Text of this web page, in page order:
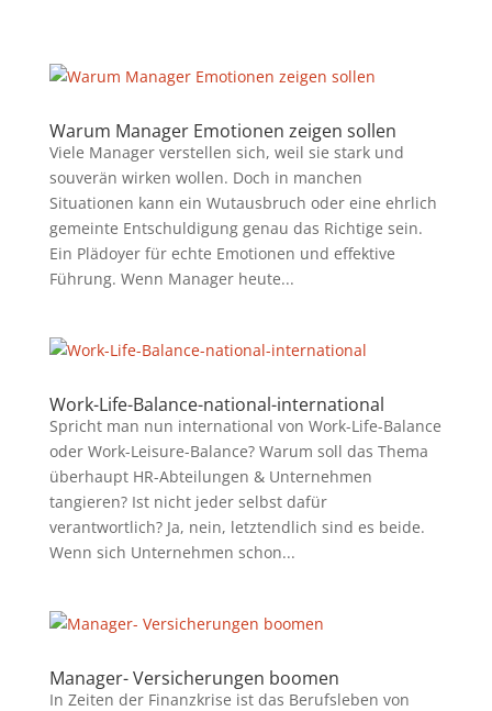
Warum Manager Emotionen zeigen sollen
Viele Manager verstellen sich, weil sie stark und
souverän wirken wollen. Doch in manchen
Situationen kann ein Wutausbruch oder eine ehrlich
gemeinte Entschuldigung genau das Richtige sein.
Ein Plädoyer für echte Emotionen und effektive
Führung. Wenn Manager heute...
Work-Life-Balance-national-international
Spricht man nun international von Work-Life-Balance
oder Work-Leisure-Balance? Warum soll das Thema
überhaupt HR-Abteilungen & Unternehmen
tangieren? Ist nicht jeder selbst dafür
verantwortlich? Ja, nein, letztendlich sind es beide.
Wenn sich Unternehmen schon...
Manager- Versicherungen boomen
In Zeiten der Finanzkrise ist das Berufsleben von